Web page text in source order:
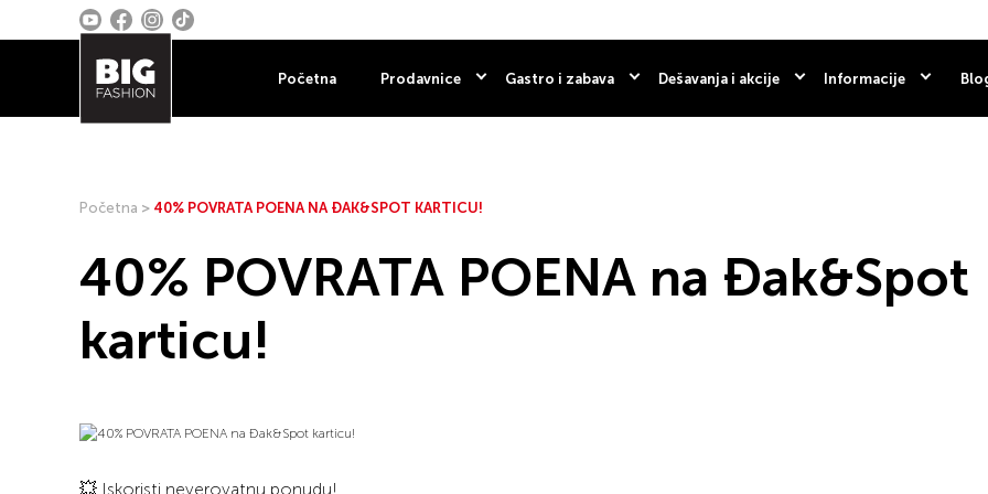
Početna Prodavnice Gastro i zabava Dešavanja i akcije Informacije
Početna > 40% POVRATA POENA NA ĐAK&SPOT KARTICU!
40% POVRATA POENA na Đak&Spot
karticu!
💥 Iskoristi neverovatnu ponudu!